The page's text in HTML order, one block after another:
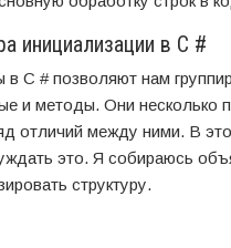
инициализации в C #
в C # позволяют нам
и методы. Они несколько
отличий между ними. В
это. Я собираюсь
структуру.